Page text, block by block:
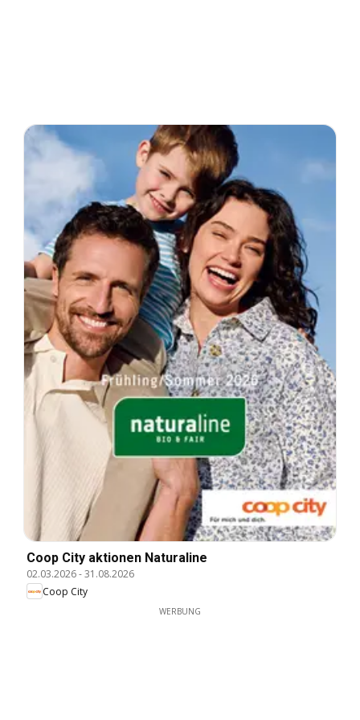
Coop City aktionen Naturaline
02.03.2026-31.08.2026
Coop City
WERBUNG